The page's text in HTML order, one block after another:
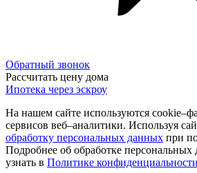
Обратный звонок
Рассчитать цену дома
Ипотека через эскроу
На нашем сайте используются
сервисов веб–аналитики. Используя
обработку персональных данных при
Подробнее об обработке
узнать в Политике конфиденциальности